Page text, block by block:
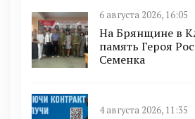
6 августа 2026, 16:05
На Брянщине в
память Героя
Семенка
4 августа 2026, 11:35